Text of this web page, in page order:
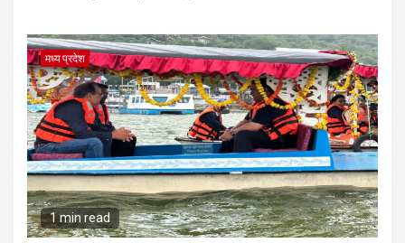
मध्य प्रदेश
1 min read